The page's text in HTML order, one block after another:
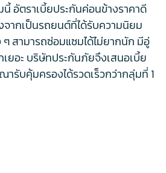
อัตราเบี้ยประกันค่อนข้างราคาดี
จากเป็นรถยนต์ที่ได้รับความนิยม
สามารถซ่อมแซมได้ไม่ยากนัก มีอู่
ยอะ บริษัทประกันภัยจึงเสนอเบี้ย
ารับคุ้มครองได้รวดเร็วกว่ากลุ่มที่ 1